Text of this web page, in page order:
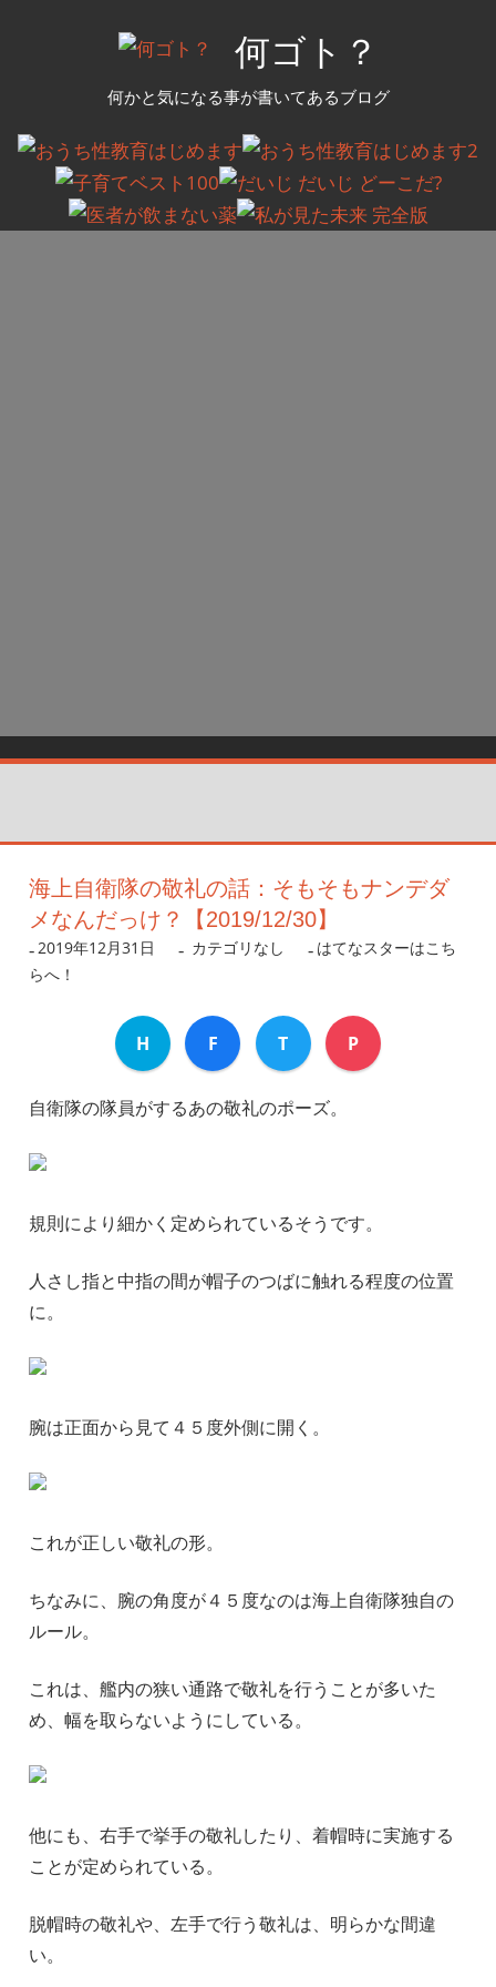
ツ
何ゴト？
何かと気になる事が書いてあるブログ
海上自衛隊の敬礼の話：そもそもナンデダ
メなんだっけ？【2019/12/30】
2019年12月31日 nanigoto
カテゴリなし
はてなスターはこち
らへ！
H F T P
自衛隊の隊員がするあの敬礼のポーズ。
規則により細かく定められているそうです。
人さし指と中指の間が帽子のつばに触れる程度の位置
に。
腕は正面から見て４５度外側に開く。
これが正しい敬礼の形。
ちなみに、腕の角度が４５度なのは海上自衛隊独自の
ルール。
これは、艦内の狭い通路で敬礼を行うことが多いた
め、幅を取らないようにしている。
他にも、右手で挙手の敬礼したり、着帽時に実施する
ことが定められている。
脱帽時の敬礼や、左手で行う敬礼は、明らかな間違
い。